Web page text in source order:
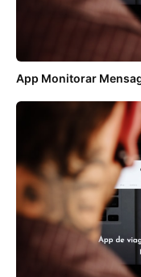
App Monitorar